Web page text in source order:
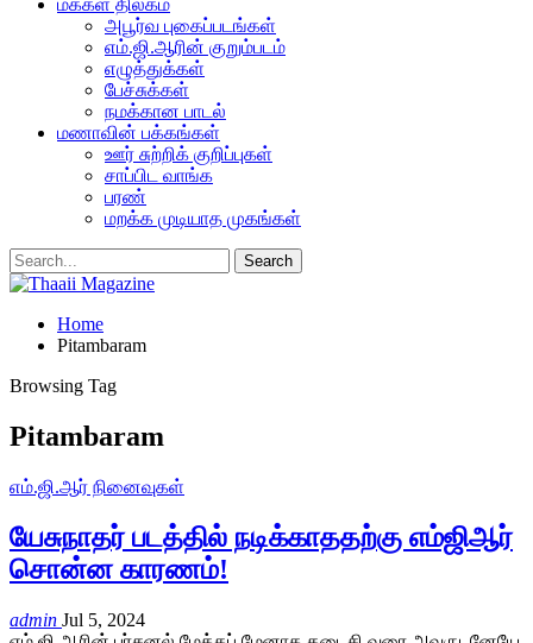
மக்கள் திலகம்
அபூர்வ புகைப்படங்கள்
எம்.ஜி.ஆரின் குறும்படம்
எழுத்துக்கள்
பேச்சுக்கள்
நமக்கான பாடல்
மணாவின் பக்கங்கள்
ஊர் சுற்றிக் குறிப்புகள்
சாப்பிட வாங்க
பரண்
மறக்க முடியாத முகங்கள்
Home
Pitambaram
Browsing Tag
Pitambaram
எம்.ஜி.ஆர் நினைவுகள்
யேசுநாதர் படத்தில் நடிக்காததற்கு எம்ஜிஆர்
சொன்ன காரணம்!
admin Jul 5, 2024